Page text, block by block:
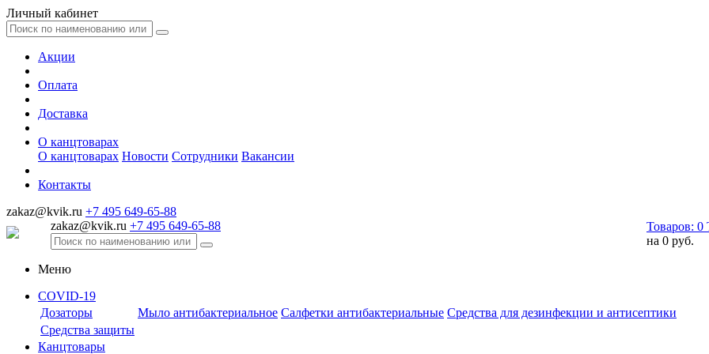
Личный кабинет
Акции
Оплата
Доставка
О канцтоварах
О канцтоварах Новости Сотрудники Вакансии
Контакты
zakaz@kvik.ru +7 495 649-65-88
zakaz@kvik.ru +7 495 649-65-88 Товаров: 0
на 0 руб.
Меню
COVID-19
Дозаторы
Мыло антибактериальное Салфетки антибактериальные Средства для дезинфекции и антисептики
Средства защиты
Канцтовары